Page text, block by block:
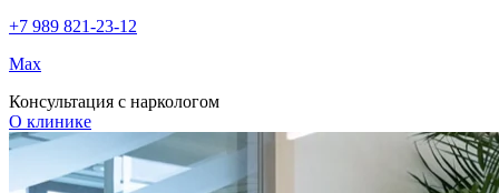
+7 989 821-23-12
Max
Консультация с наркологом
О клинике